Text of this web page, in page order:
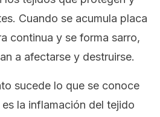
Cuando se acumula placa
continua y se forma sarro,
a afectarse y destruirse.
sucede lo que se conoce
es la inflamación del tejido